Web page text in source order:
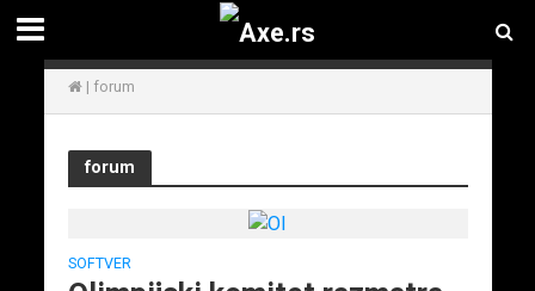
| forum
forum
SOFTVER